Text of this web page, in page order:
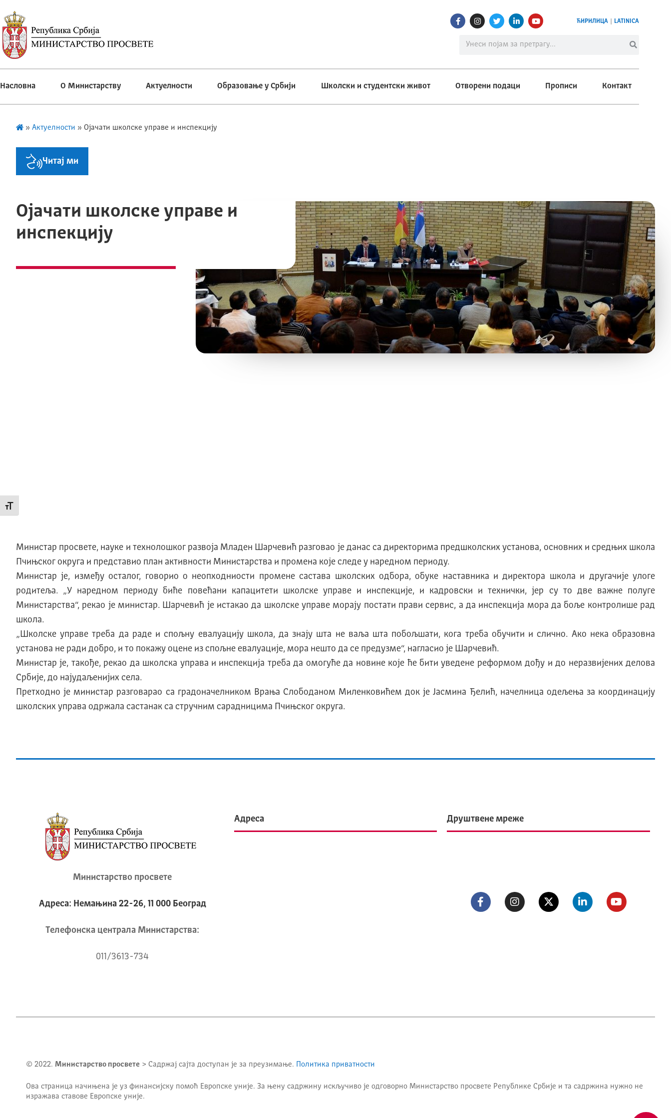
Промени величину слова
ЋИРИЛИЦА LATINICA
Насловна О Министарству Актуелности Образовање у Србији Школски и студентски живот Отворени подаци Прописи Контакт
» Актуелности » Ојачати школске управе и инспекцију
Читај ми
Ојачати школске управе и
инспекцију
Министар просвете, науке и технолошког развоја Младен Шарчевић разговао је данас са директорима предшколских установа, основних и средњих школа
Пчињског округа и представио план активности Министарства и промена које следе у наредном периоду.
Министар је, између осталог, говорио о неопходниости промене састава школских одбора, обуке наставника и директора школа и другачије улоге
родитеља. „У наредном периоду биће повећани капацитети школске управе и инспекциjе, и кадровски и технички, jер су то две важне полуге
Министарства“, рекао је министар. Шарчевић је истакао да школске управе морају постати прави сервис, а да инспекциjа мора да боље контролише рад
школа.
„Школске управе треба да раде и спољну евалуациjу школа, да знаjу шта не ваља шта побољшати, кога треба обучити и слично. Aко нека образовна
установа не ради добро, и то покажу оцене из спољне евалуациjе, мора нешто да се предузме“, нагласио jе Шарчевић.
Mинистар jе, такође, рекао да школска управа и инспекциjа треба да омогуће да новине коjе ће бити уведене реформом дођу и до неразвиjених делова
Србиjе, до наjудаљениjих села.
Претходно је министар разговарао са градоначелником Врања Слободаном Миленковићем док је Јасмина Ђелић, начелница одељења за координацију
школских управа одржала састанак са стручним сарадницима Пчињског округа.
Министарство просвете
Адреса: Немањина 22-26, 11 000 Београд
Телeфонска централа Mинистарства:
011/3613-734
Адреса Друштвене мреже
© 2022. Министарство просвете > Садржај сајта доступан је за преузимање. Политика приватности
Ова страница начињена је уз финансијску помоћ Европске уније. За њену садржину искључиво је одговорно Министарство просвете Републике Србије и та садржина нужно не
изражава ставове Европске уније.